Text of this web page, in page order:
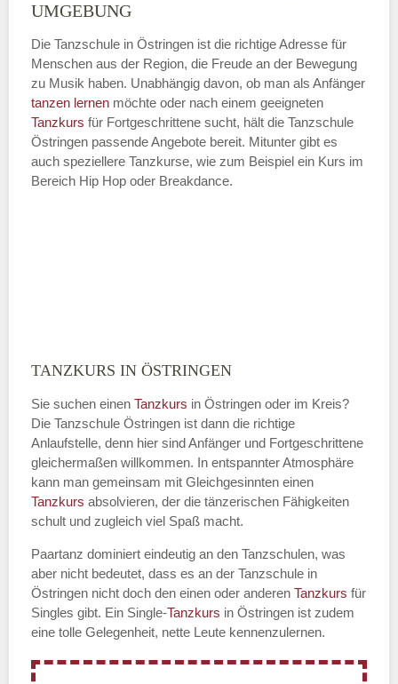
UMGEBUNG
Die Tanzschule in Östringen ist die richtige Adresse für
Menschen aus der Region, die Freude an der Bewegung
zu Musik haben. Unabhängig davon, ob man als Anfänger
tanzen lernen möchte oder nach einem geeigneten
Tanzkurs für Fortgeschrittene sucht, hält die Tanzschule
Östringen passende Angebote bereit. Mitunter gibt es
auch speziellere Tanzkurse, wie zum Beispiel ein Kurs im
Bereich Hip Hop oder Breakdance.
TANZKURS IN ÖSTRINGEN
Sie suchen einen Tanzkurs in Östringen oder im Kreis?
Die Tanzschule Östringen ist dann die richtige
Anlaufstelle, denn hier sind Anfänger und Fortgeschrittene
gleichermaßen willkommen. In entspannter Atmosphäre
kann man gemeinsam mit Gleichgesinnten einen
Tanzkurs absolvieren, der die tänzerischen Fähigkeiten
schult und zugleich viel Spaß macht.
Paartanz dominiert eindeutig an den Tanzschulen, was
aber nicht bedeutet, dass es an der Tanzschule in
Östringen nicht doch den einen oder anderen Tanzkurs für
Singles gibt. Ein Single-Tanzkurs in Östringen ist zudem
eine tolle Gelegenheit, nette Leute kennenzulernen.